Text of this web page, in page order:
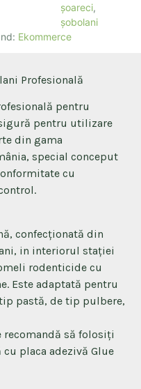
șoareci,
șobolani
Ekommerce
Profesională
pentru
pentru utilizare
din gama
special conceput
cu
confecționată din
in interiorul stației
rodenticide cu
Este adaptată pentru
pastă, de tip pulbere,
recomandă să folosiți
placa adezivă Glue